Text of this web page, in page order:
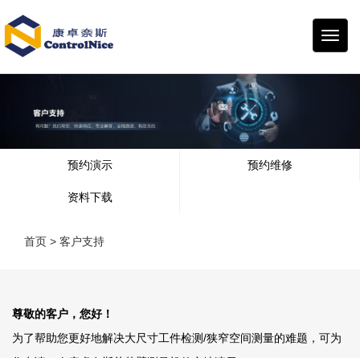
康卓
奈斯
预约演示 预约维修
资料下载
首页 > 客户支持
尊敬的客户，您好！
为了帮助您更好地解决大尺寸工件检测/狭窄空间测量的难题，可为